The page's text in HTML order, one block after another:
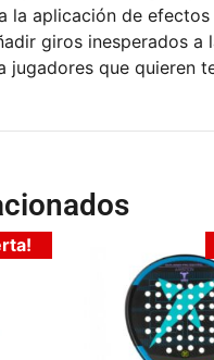
la aplicación de efectos
inesperados a la pelota.
jugadores que quieren